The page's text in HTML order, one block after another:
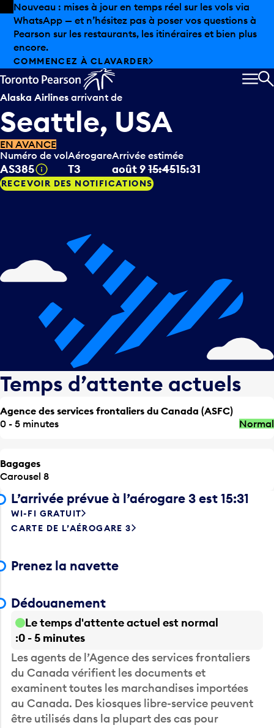
Skip to offers
Passer au contenu principal
Les aubaines estivales sont arrivées chez Pearson.
Magasinage hors taxes, offres gastronomiques et bien
plus encore.
DÉCOUVREZ L’ÉTÉ CHEZ PEARSON
Alaska Airlinesarrivant de
Seattle, USA
EN AVANCE
Numéro de vol
AS385 Infobulle
T3 août 915:4515:31
RECEVOIR DES NOTIFICATIONS
Temps d’attente actuels
Agence des services frontaliers du Canada (ASFC)
0 - 5 minutes
Carousel 8
L’arrivée prévue à l’aérogare 3 est 15:31
WI-FI GRATUIT
CARTE DE L’AÉROGARE 3
Le temps d'attente actuel est normal
0 - 5 minutes
Les agents de l’Agence des services frontaliers
du Canada vérifient les documents et
examinent toutes les marchandises importées
au Canada. Des kiosques libre-service peuvent
être utilisés dans la plupart des cas pour
simplifier le processus.